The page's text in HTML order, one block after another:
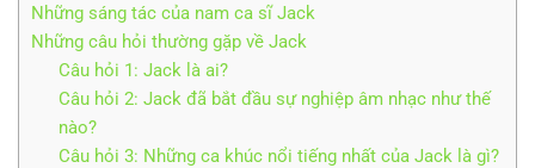
Những sáng tác của nam ca sĩ Jack
Những câu hỏi thường gặp về Jack
Câu hỏi 1: Jack là ai?
Câu hỏi 2: Jack đã bắt đầu sự nghiệp âm nhạc như thế
nào?
Câu hỏi 3: Những ca khúc nổi tiếng nhất của Jack là gì?